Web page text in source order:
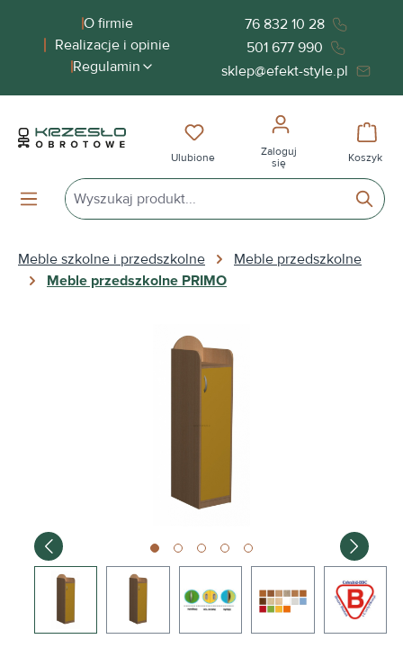
zawartościO firmie
Realizacje i opinie
Regulamin
76 832 10 28
501 677 990
sklep@efekt-style.pl
Masz 0 przedmioty na liście
Ulubione
Zaloguj
się
Koszyk
Meble szkolne i przedszkolne
Meble przedszkolne
Meble przedszkolne PRIMO